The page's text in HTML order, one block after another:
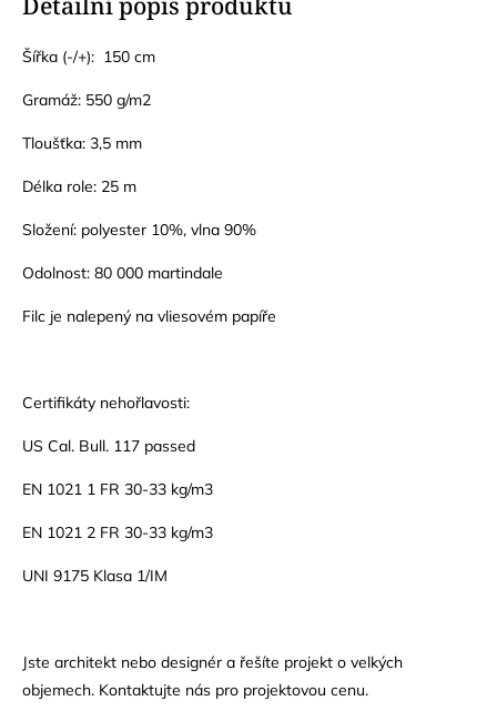
Šířka (-/+): 150 cm
Gramáž: 550 g/m2
Tloušťka: 3,5 mm
Délka role: 25 m
Složení: polyester 10%, vlna 90%
Odolnost: 80 000 martindale
Filc je nalepený na vliesovém papíře
Certifikáty nehořlavosti:
US Cal. Bull. 117 passed
EN 1021 1 FR 30-33 kg/m3
EN 1021 2 FR 30-33 kg/m3
UNI 9175 Klasa 1/IM
Jste architekt nebo designér a řešíte projekt o velkých
objemech. Kontaktujte nás pro projektovou cenu.